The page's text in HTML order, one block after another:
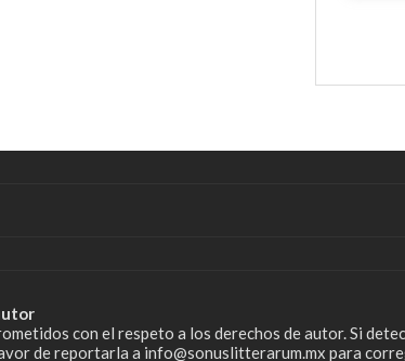
con el respeto a los derechos de autor. Si
de reportarla a info@sonuslitterarum.mx para